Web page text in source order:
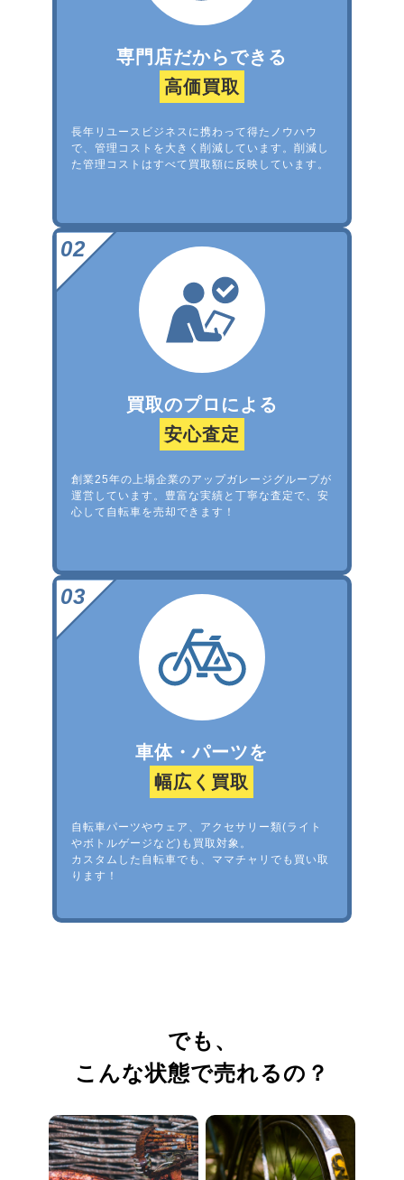
専門店だからできる
高価買取
長年リユースビジネスに携わって得たノウハウ
で、管理コストを大きく削減しています。削減し
た管理コストはすべて買取額に反映しています。
買取のプロによる
安心査定
創業25年の上場企業のアップガレージグループが
運営しています。豊富な実績と丁寧な査定で、安
心して自転車を売却できます！
車体・パーツを
幅広く買取
自転車パーツやウェア、アクセサリー類(ライト
やボトルゲージなど)も買取対象。
カスタムした自転車でも、ママチャリでも買い取
ります！
でも、
こんな状態で売れるの？